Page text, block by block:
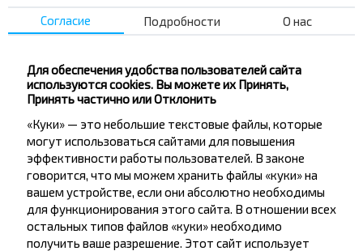
Хотите
путешествовать
дешевле?
Не пропусти специальные акции, скидки и
Подпишись на получение новостей и
путешествуй с нами дешевле!
Подписаться
Согласие Подробности О нас
Для обеспечения удобства пользователей сайта
используются cookies. Вы можете их Принять,
Принять частично или Отклонить
«Куки» — это небольшие текстовые файлы, которые
могут использоваться сайтами для повышения
эффективности работы пользователей. В законе
говорится, что мы можем хранить файлы «куки» на
вашем устройстве, если они абсолютно необходимы
для функционирования этого сайта. В отношении всех
остальных типов файлов «куки» необходимо
получить ваше разрешение. Этот сайт использует